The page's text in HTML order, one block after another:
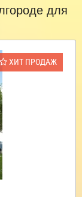
для
ХИТ ПРОДАЖ